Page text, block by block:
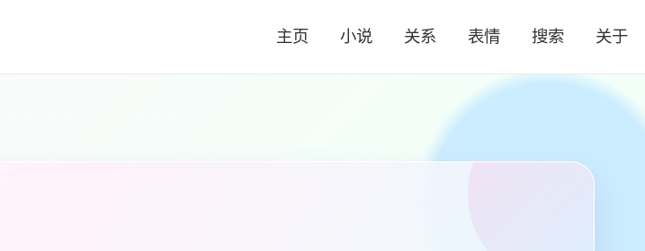
主页 小说 关系 表情 搜索 关于